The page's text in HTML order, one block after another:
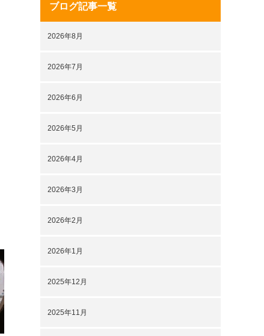
ブログ記事一覧
2026年8月
2026年7月
2026年6月
2026年5月
2026年4月
2026年3月
2026年2月
2026年1月
2025年12月
2025年11月